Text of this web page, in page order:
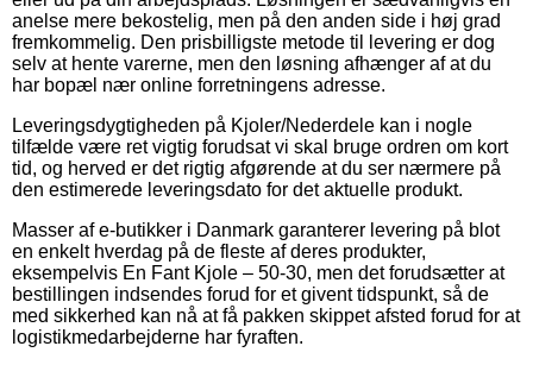
anelse mere bekostelig, men på den anden side i høj grad
fremkommelig. Den prisbilligste metode til levering er dog
selv at hente varerne, men den løsning afhænger af at du
har bopæl nær online forretningens adresse.
Leveringsdygtigheden på Kjoler/Nederdele kan i nogle
tilfælde være ret vigtig forudsat vi skal bruge ordren om kort
tid, og herved er det rigtig afgørende at du ser nærmere på
den estimerede leveringsdato for det aktuelle produkt.
Masser af e-butikker i Danmark garanterer levering på blot
en enkelt hverdag på de fleste af deres produkter,
eksempelvis En Fant Kjole – 50-30, men det forudsætter at
bestillingen indsendes forud for et givent tidspunkt, så de
med sikkerhed kan nå at få pakken skippet afsted forud for at
logistikmedarbejderne har fyraften.